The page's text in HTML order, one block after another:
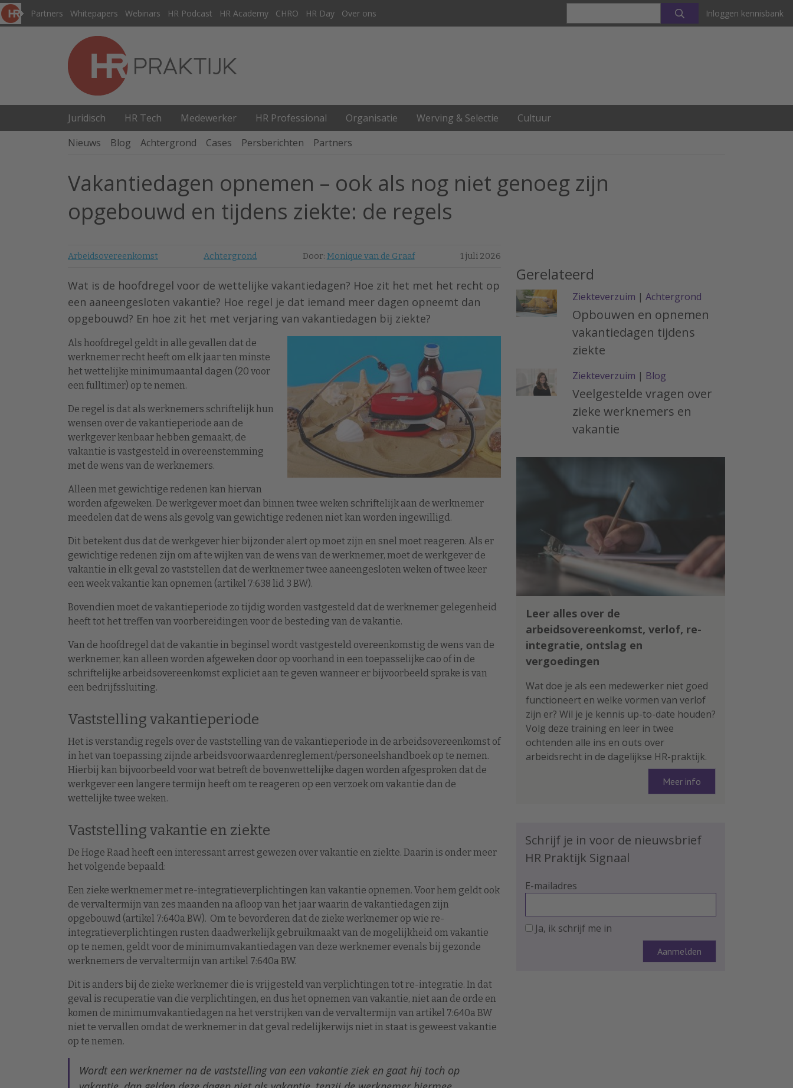
Partners Whitepapers Webinars HR Podcast HR Academy CHRO HR Day Over ons Inloggen kennisbank
Juridisch HR Tech Medewerker HR Professional Organisatie Werving & Selectie
Cultuur
Nieuws
Blog Achtergrond Cases Persberichten Partners
Vakantiedagen opnemen – ook als nog niet genoeg zijn
opgebouwd en tijdens ziekte: de regels
Arbeidsovereenkomst Achtergrond Door: Monique van de Graaf 1 juli 2026
Wat is de hoofdregel voor de wettelijke vakantiedagen? Hoe zit het met het recht op
een aaneengesloten vakantie? Hoe regel je dat iemand meer dagen opneemt dan
opgebouwd? En hoe zit het met verjaring van vakantiedagen bij ziekte?
Als hoofdregel geldt in alle gevallen dat de
werknemer recht heeft om elk jaar ten minste
het wettelijke minimumaantal dagen (20 voor
een fulltimer) op te nemen.
De regel is dat als werknemers schriftelijk hun
wensen over de vakantieperiode aan de
werkgever kenbaar hebben gemaakt, de
vakantie is vastgesteld in overeenstemming
met de wens van de werknemers.
Alleen met gewichtige redenen kan hiervan
worden afgeweken. De werkgever moet dan binnen twee weken schriftelijk aan de werknemer
meedelen dat de wens als gevolg van gewichtige redenen niet kan worden ingewilligd.
Dit betekent dus dat de werkgever hier bijzonder alert op moet zijn en snel moet reageren. Als er
gewichtige redenen zijn om af te wijken van de wens van de werknemer, moet de werkgever de
vakantie in elk geval zo vaststellen dat de werknemer twee aaneengesloten weken of twee keer
een week vakantie kan opnemen (artikel 7:638 lid 3 BW).
Bovendien moet de vakantieperiode zo tijdig worden vastgesteld dat de werknemer gelegenheid
heeft tot het treffen van voorbereidingen voor de besteding van de vakantie.
Van de hoofdregel dat de vakantie in beginsel wordt vastgesteld overeenkomstig de wens van de
werknemer, kan alleen worden afgeweken door op voorhand in een toepasselijke cao of in de
schriftelijke arbeidsovereenkomst expliciet aan te geven wanneer er bijvoorbeeld sprake is van
een bedrijfssluiting.
Vaststelling vakantieperiode
Het is verstandig regels over de vaststelling van de vakantieperiode in de arbeidsovereenkomst of
in het van toepassing zijnde arbeidsvoorwaardenreglement/personeelshandboek op te nemen.
Hierbij kan bijvoorbeeld voor wat betreft de bovenwettelijke dagen worden afgesproken dat de
werkgever een langere termijn heeft om te reageren op een verzoek om vakantie dan de
wettelijke twee weken.
Vaststelling vakantie en ziekte
De Hoge Raad heeft een interessant arrest gewezen over vakantie en ziekte. Daarin is onder meer
het volgende bepaald:
Een zieke werknemer met re-integratieverplichtingen kan vakantie opnemen. Voor hem geldt ook
de vervaltermijn van zes maanden na afloop van het jaar waarin de vakantiedagen zijn
opgebouwd (artikel 7:640a BW). Om te bevorderen dat de zieke werknemer op wie re-
integratieverplichtingen rusten daadwerkelijk gebruikmaakt van de mogelijkheid om vakantie
op te nemen, geldt voor de minimumvakantiedagen van deze werknemer evenals bij gezonde
werknemers de vervaltermijn van artikel 7:640a BW.
Dit is anders bij de zieke werknemer die is vrijgesteld van verplichtingen tot re-integratie. In dat
geval is recuperatie van die verplichtingen, en dus het opnemen van vakantie, niet aan de orde en
komen de minimumvakantiedagen na het verstrijken van de vervaltermijn van artikel 7:640a BW
niet te vervallen omdat de werknemer in dat geval redelijkerwijs niet in staat is geweest vakantie
op te nemen.
Wordt een werknemer na de vaststelling van een vakantie ziek en gaat hij toch op
Gerelateerd
Ziekteverzuim | Achtergrond
Opbouwen en opnemen
vakantiedagen tijdens
ziekte
Ziekteverzuim | Blog
Veelgestelde vragen over
zieke werknemers en
vakantie
Leer alles over de
arbeidsovereenkomst, verlof, re-
integratie, ontslag en
vergoedingen
Wat doe je als een medewerker niet goed
functioneert en welke vormen van verlof
zijn er? Wil je je kennis up-to-date houden?
Volg deze training en leer in twee
ochtenden alle ins en outs over
arbeidsrecht in de dagelijkse HR-praktijk.
Meer info
Schrijf je in voor de nieuwsbrief
HR Praktijk Signaal
E-mailadres
Ja, ik schrijf me in